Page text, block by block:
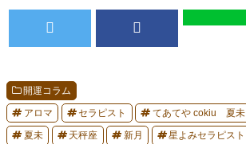
開運コラム
アロマ セラピスト てあてや cokiu 夏未
夏未 天秤座 新月 星よみセラピスト